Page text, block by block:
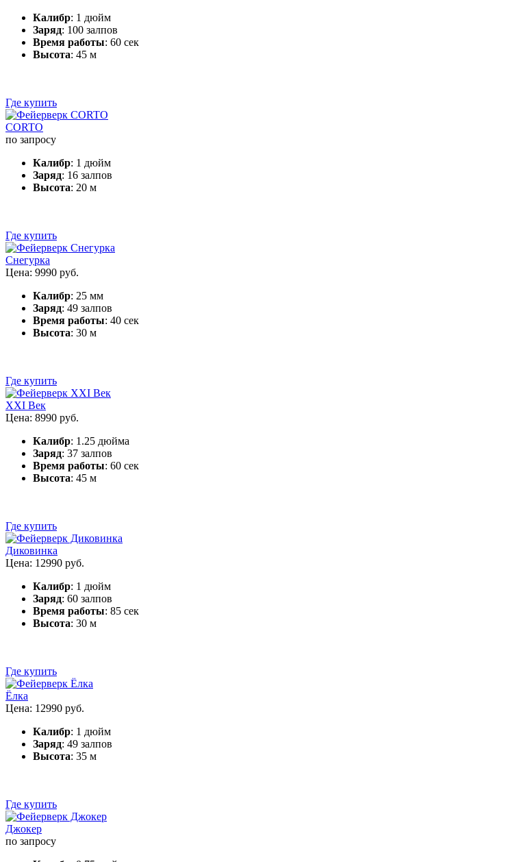
Калибр: 1 дюйм
Заряд: 100 залпов
Время работы: 60 сек
Высота: 45 м
Где купить
CORTO
по запросу
Калибр: 1 дюйм
Заряд: 16 залпов
Высота: 20 м
Где купить
Снегурка
Цена: 9990 руб.
Калибр: 25 мм
Заряд: 49 залпов
Время работы: 40 сек
Высота: 30 м
Где купить
XXI Век
Цена: 8990 руб.
Калибр: 1.25 дюйма
Заряд: 37 залпов
Время работы: 60 сек
Высота: 45 м
Где купить
Диковинка
Цена: 12990 руб.
Калибр: 1 дюйм
Заряд: 60 залпов
Время работы: 85 сек
Высота: 30 м
Где купить
Ёлка
Цена: 12990 руб.
Калибр: 1 дюйм
Заряд: 49 залпов
Высота: 35 м
Где купить
Джокер
по запросу